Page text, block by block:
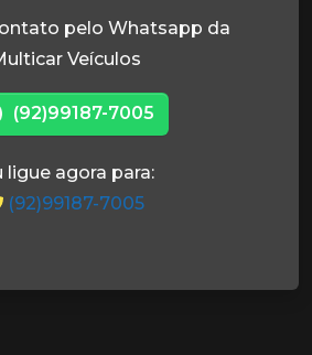
pelo Whatsapp da
Veículos
(92)99187-7005
ligue agora para:
(92)99187-7005